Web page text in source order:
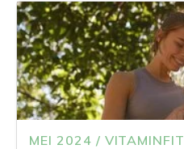
MEI 2024 / VITAMINFIT